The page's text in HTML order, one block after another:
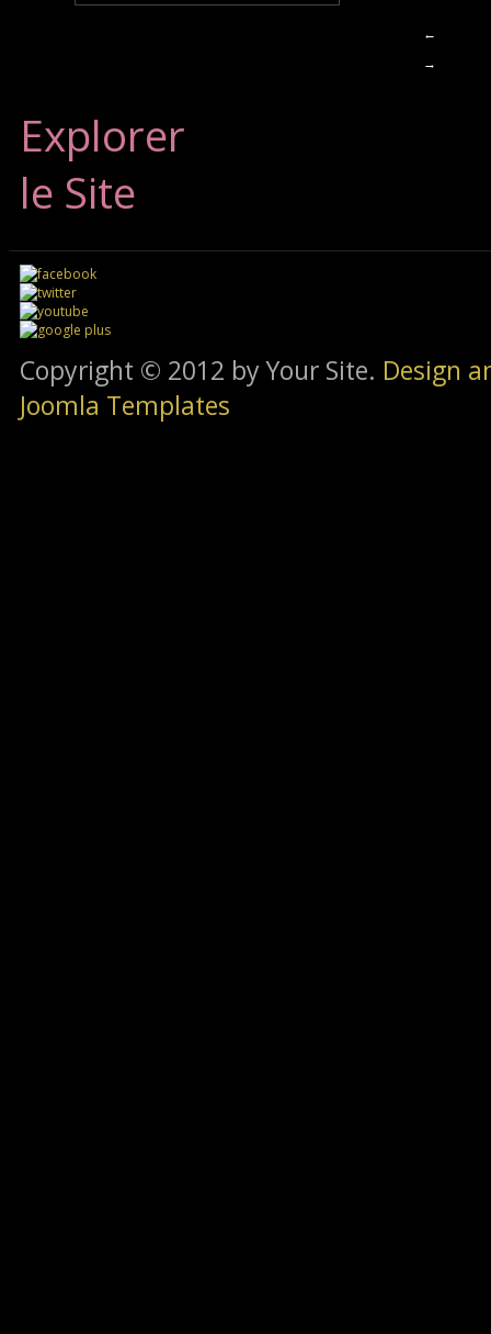
←
→
Explorer
le Site
Copyright © 2012 by Your Site. Design
Joomla Templates